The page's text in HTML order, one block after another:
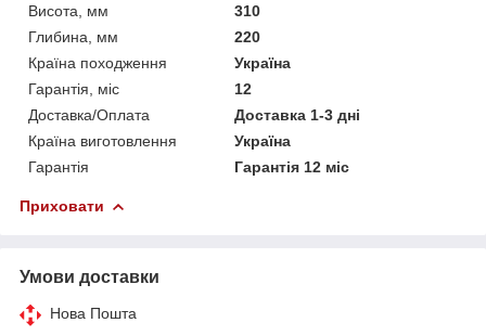
Висота, мм
310
Глибина, мм
220
Країна походження
Україна
Гарантія, міс
12
Доставка/Оплата
Доставка 1-3 дні
Країна виготовлення
Україна
Гарантія
Гарантія 12 міс
Приховати
Умови доставки
Нова Пошта